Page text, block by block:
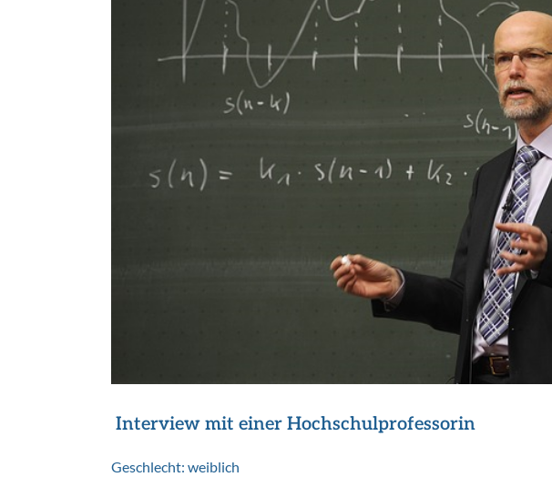
Interview mit einer Hochschulprofessorin
Geschlecht: weiblich